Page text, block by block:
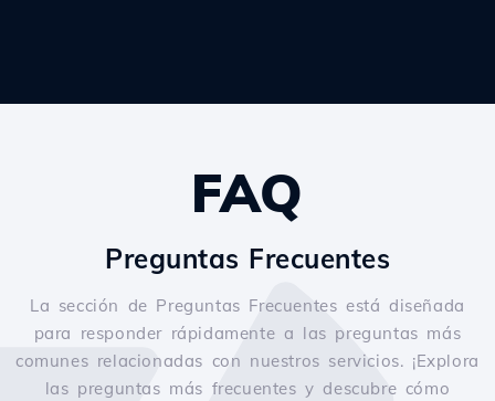
FAQ
Preguntas Frecuentes
La sección de Preguntas Frecuentes está diseñada
para responder rápidamente a las preguntas más
comunes relacionadas con nuestros servicios. ¡Explora
las preguntas más frecuentes y descubre cómo